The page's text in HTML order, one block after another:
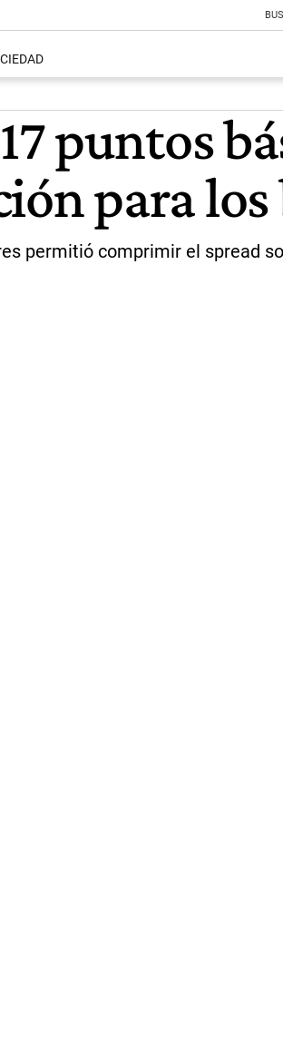
puntos
para
permitió comprimir el spread